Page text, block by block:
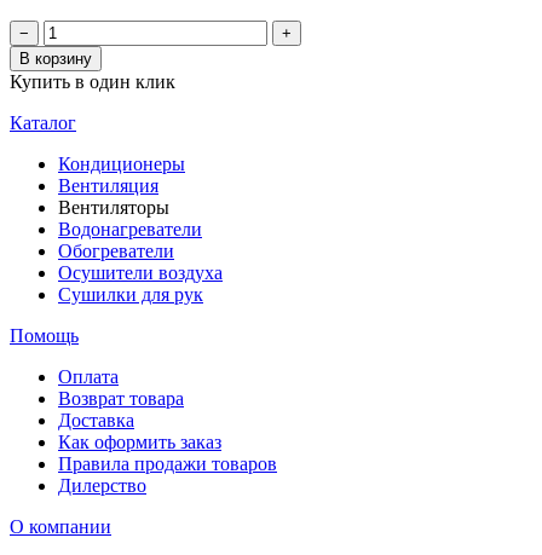
−
+
В корзину
Купить в один клик
Каталог
Кондиционеры
Вентиляция
Вентиляторы
Водонагреватели
Обогреватели
Осушители воздуха
Сушилки для рук
Помощь
Оплата
Возврат товара
Доставка
Как оформить заказ
Правила продажи товаров
Дилерство
О компании